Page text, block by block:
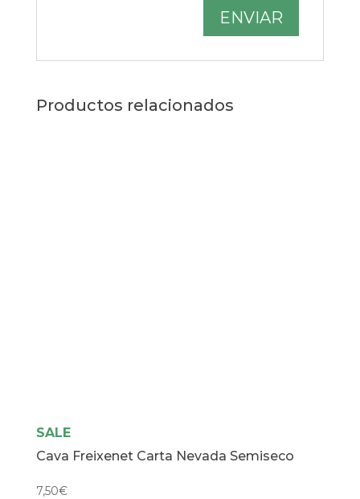
Productos relacionados
SALE
Cava Freixenet Carta Nevada Semiseco
7,50€